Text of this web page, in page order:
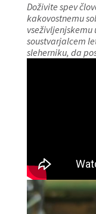
Doživite spev
kakovostnemu
soustvarjalcem
sleherniku, da